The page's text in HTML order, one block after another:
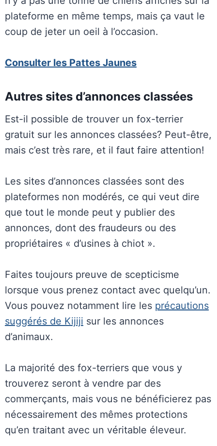
plateforme en même temps, mais ça vaut le
coup de jeter un oeil à l’occasion.
Consulter les Pattes Jaunes
Autres sites d’annonces classées
Est-il possible de trouver un fox-terrier
gratuit sur les annonces classées? Peut-être,
mais c’est très rare, et il faut faire attention!
Les sites d’annonces classées sont des
plateformes non modérés, ce qui veut dire
que tout le monde peut y publier des
annonces, dont des fraudeurs ou des
propriétaires « d’usines à chiot ».
Faites toujours preuve de scepticisme
lorsque vous prenez contact avec quelqu’un.
Vous pouvez notamment lire les précautions
suggérés de Kijiji sur les annonces
d’animaux.
La majorité des fox-terriers que vous y
trouverez seront à vendre par des
commerçants, mais vous ne bénéficierez pas
nécessairement des mêmes protections
qu’en traitant avec un véritable éleveur.